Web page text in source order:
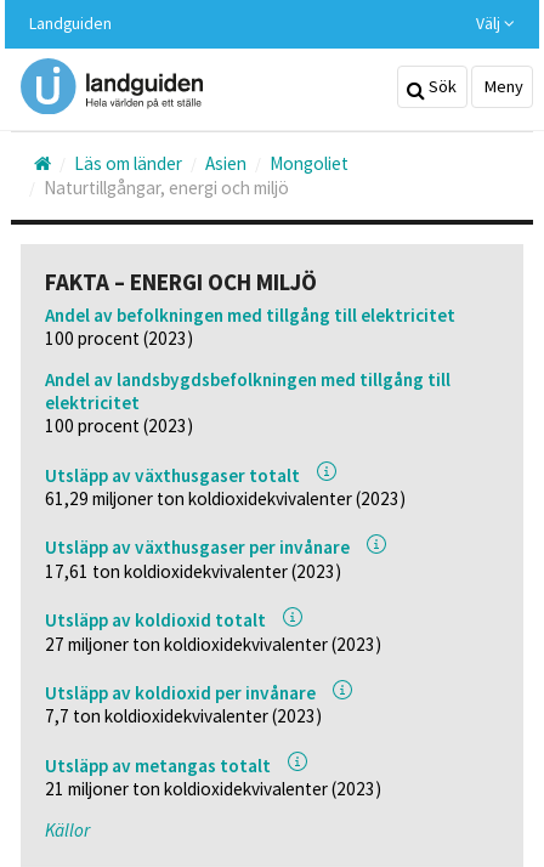
huvudinnehållet
Landguiden Välj
Sök Meny
Läs om länder Asien
Mongoliet
Naturtillgångar, energi och miljö
FAKTA – ENERGI OCH MILJÖ
Andel av befolkningen med tillgång till elektricitet
100 procent (2023)
Andel av landsbygdsbefolkningen med tillgång till
elektricitet
100 procent (2023)
Utsläpp av växthusgaser totalt
61,29 miljoner ton koldioxidekvivalenter (2023)
Utsläpp av växthusgaser per invånare
17,61 ton koldioxidekvivalenter (2023)
Utsläpp av koldioxid totalt
27 miljoner ton koldioxidekvivalenter (2023)
Utsläpp av koldioxid per invånare
7,7 ton koldioxidekvivalenter (2023)
Utsläpp av metangas totalt
21 miljoner ton koldioxidekvivalenter (2023)
Källor